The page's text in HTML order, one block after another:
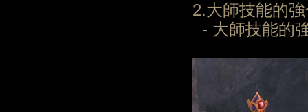
2.大師技能的
- 大師技能的